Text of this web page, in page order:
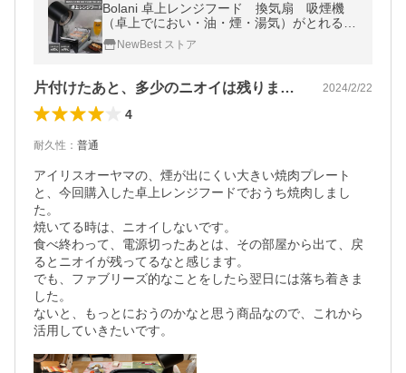
Bolani 卓上レンジフード 換気扇 吸煙機
（卓上でにおい・油・煙・湯気）がとれる）
1年間保証
NewBest ストア
片付けたあと、多少のニオイは残ります。 2024/2/22
4
耐久性 ： 普通
アイリスオーヤマの、煙が出にくい大きい焼肉プレート
と、今回購入した卓上レンジフードでおうち焼肉しまし
た。
焼いてる時は、ニオイしないです。
食べ終わって、電源切ったあとは、その部屋から出て、戻
るとニオイが残ってるなと感じます。
でも、ファブリーズ的なことをしたら翌日には落ち着きま
した。
ないと、もっとにおうのかなと思う商品なので、これから
活用していきたいです。